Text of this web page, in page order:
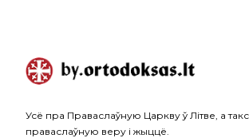
Усё пра Праваслаўную Царкву ў Літве, а
праваслаўную веру і жыццё.